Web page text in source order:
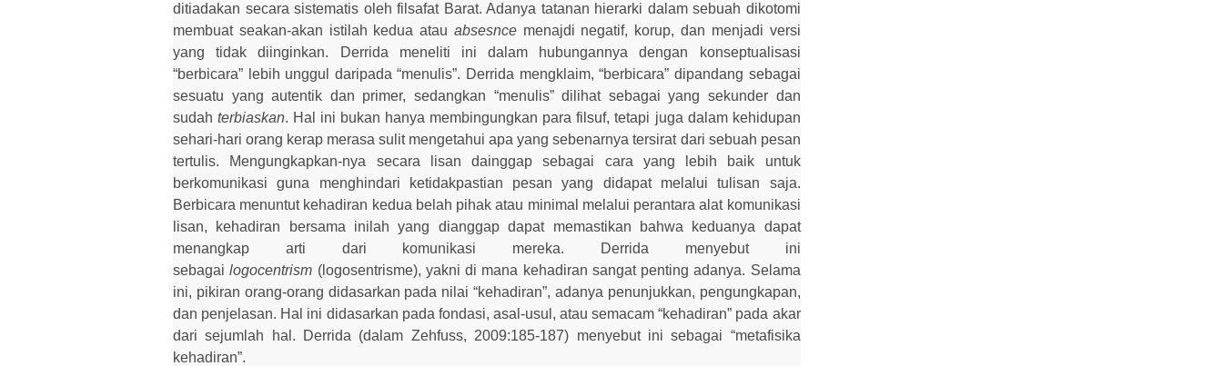
ditiadakan secara sistematis oleh filsafat Barat. Adanya tatanan hierarki dalam sebuah dikotomi
membuat seakan-akan istilah kedua atau absesnce menajdi negatif, korup, dan menjadi versi
yang tidak diinginkan. Derrida meneliti ini dalam hubungannya dengan konseptualisasi
“berbicara” lebih unggul daripada “menulis”. Derrida mengklaim, “berbicara” dipandang sebagai
sesuatu yang autentik dan primer, sedangkan “menulis” dilihat sebagai yang sekunder dan
sudahterbiaskan. Hal ini bukan hanya membingungkan para filsuf, tetapi juga dalamkehidupan
sehari-hari orang kerap merasa sulit mengetahui apa yangsebenarnyatersirat dari sebuah pesan
tertulis. Mengungkapkan-nya secara lisan dainggap sebagai cara yang lebih baik untuk
berkomunikasiguna menghindari ketidakpastian pesan yang didapat melalui tulisan saja.
Berbicara menuntut kehadiran kedua belah pihak atau minimal melalui perantara alat komunikasi
lisan, kehadiran bersama inilah yang dianggap dapat memastikan bahwa keduanya dapat
menangkap arti dari komunikasi mereka. Derrida menyebut ini
sebagailogocentrism (logosentrisme), yaknidi mana kehadiran sangat penting adanya. Selama
ini, pikiran orang-orang didasarkan pada nilai “kehadiran”, adanya penunjukkan, pengungkapan,
dan penjelasan. Hal ini didasarkan pada fondasi, asal-usul, atau semacam “kehadiran” pada akar
dari sejumlah hal. Derrida (dalam Zehfuss, 2009:185-187) menyebut ini sebagai “metafisika
kehadiran”.